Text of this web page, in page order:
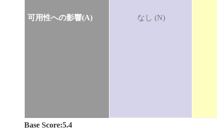
可用性への影響(A) なし (N)
Base Score:5.4